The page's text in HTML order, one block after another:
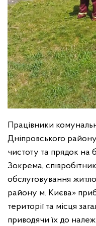
Працівники
Дніпровського
чистоту та прядок на
Зокрема,
обслуговування
району м. Києва»
території та місця
приводячи їх до